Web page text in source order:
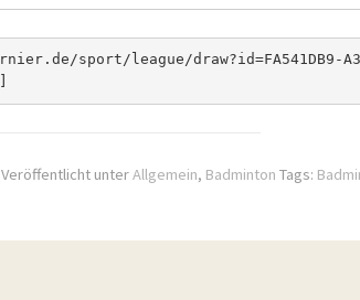
sport/league/draw?id=FA541DB9-
Veröffentlicht unterAllgemein, Badminton Tags: